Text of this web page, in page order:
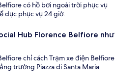
có hồ bơi ngoài trời phục vụ
dục phục vụ 24 giờ.
Hub Florence Belfiore như
chỉ cách Trạm xe điện Belfiore
trường Piazza di Santa Maria